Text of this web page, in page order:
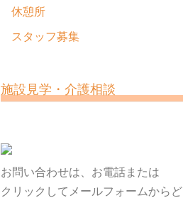
休憩所
スタッフ募集
施設見学・介護相談
お問い合わせは、お電話または
クリックしてメールフォームからど